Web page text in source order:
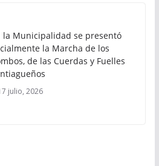
la Municipalidad se presentó
la Marcha de los
de las Cuerdas y Fuelles
julio, 2026